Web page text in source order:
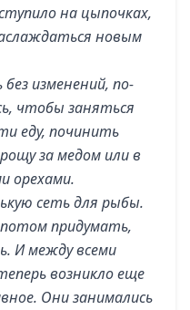
на цыпочках,
новым
изменений, по-
чтобы заняться
еду, починить
за медом или в
орехами.
сеть для рыбы.
придумать,
И между всеми
возникло еще
Они занимались